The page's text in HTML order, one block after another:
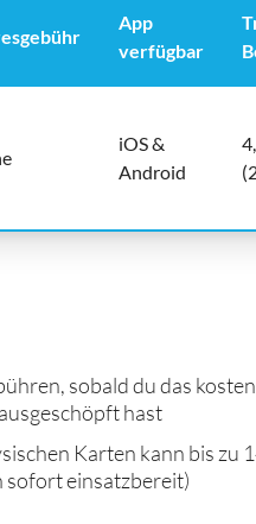
App
verfügbar
iOS &
Android
sobald du das
hast
Karten kann bis zu
einsatzbereit)